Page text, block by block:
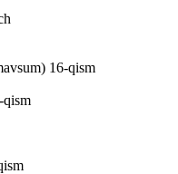
16-qism